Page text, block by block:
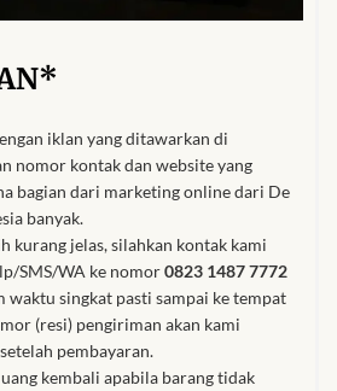
iklan yang ditawarkan di
nomor kontak dan website yang
bagian dari marketing online dari De
banyak.
kurang jelas, silahkan kontak kami
SMS/WA ke nomor0823 1487 7772
waktu singkat pasti sampai ke tempat
(resi) pengiriman akan kami
pembayaran.
kembali apabila barang tidak